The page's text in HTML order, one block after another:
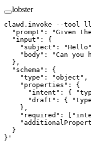
lobster
clawd.invoke --tool
"prompt": "Given
  "input": {
"subject":
"body": "Can you
  },
  "schema": {
    "type": "object",
    "properties": {
"intent": {
"draft": {
    },
"required":
  }
}'